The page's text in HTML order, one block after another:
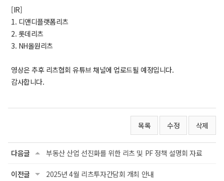
[IR]
1. 디앤디플랫폼리츠
2. 롯데리츠
3. NH올원리츠
영상은 추후 리츠협회 유튜브 채널에 업로드될 예정입니다.
감사합니다.
목록 수정 삭제
다음글 부동산 산업 선진화를 위한 리츠 및 PF 정책 설명회 자료
이전글 2025년 4월 리츠투자간담회 개최 안내